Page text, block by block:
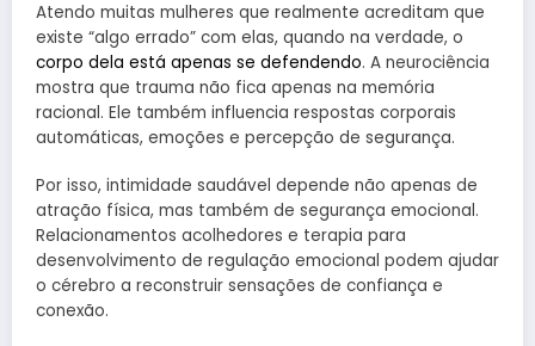
Atendo muitas mulheres que realmente acreditam que
existe “algo errado” com elas, quando na verdade, o
corpo dela está apenas se defendendo. A neurociência
mostra que trauma não fica apenas na memória
racional. Ele também influencia respostas corporais
automáticas, emoções e percepção de segurança.
Por isso, intimidade saudável depende não apenas de
atração física, mas também de segurança emocional.
Relacionamentos acolhedores e terapia para
desenvolvimento de regulação emocional podem ajudar
o cérebro a reconstruir sensações de confiança e
conexão.